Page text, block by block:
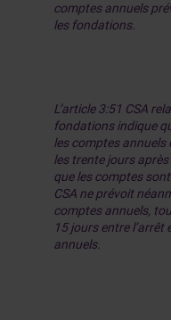
comptes annuels
les fondations.
L’article 3:51 CSA
fondations indique
les comptes
les trente jours
que les comptes
CSA ne prévoit
comptes annuels,
15 jours entre
annuels.